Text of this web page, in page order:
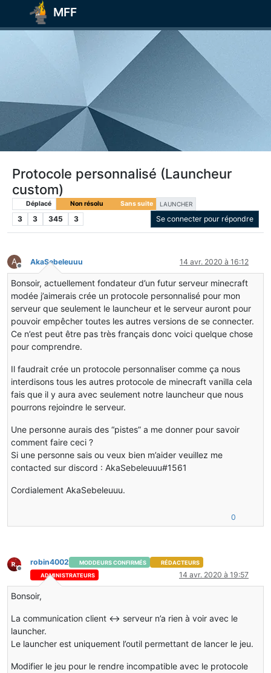
MFF
Protocole personnalisé (Launcheur
custom)
Déplacé Non résolu Sans suite LAUNCHER
3 3 345 3 Se connecter pour répondre
A
Hors-ligne
AkaSebeleuuu 14 avr. 2020 à 16:12
Bonsoir, actuellement fondateur d’un futur serveur minecraft
modée j’aimerais crée un protocole personnalisé pour mon
serveur que seulement le launcheur et le serveur auront pour
pouvoir empêcher toutes les autres versions de se connecter.
Ce n’est peut être pas très français donc voici quelque chose
pour comprendre.
Il faudrait crée un protocole personnaliser comme ça nous
interdisons tous les autres protocole de minecraft vanilla cela
fais que il y aura avec seulement notre launcheur que nous
pourrons rejoindre le serveur.
Une personne aurais des “pistes” a me donner pour savoir
comment faire ceci ?
Si une personne sais ou veux bien m’aider veuillez me
contacted sur discord : AkaSebeleuuu#1561
Cordialement AkaSebeleuuu.
0
Hors-ligne
robin4002 MODDEURS CONFIRMÉS
RÉDACTEURS
ADMINISTRATEURS
14 avr. 2020 à 19:57
Bonsoir,
La communication client <-> serveur n’a rien à voir avec le
launcher.
Le launcher est uniquement l’outil permettant de lancer le jeu.
Modifier le jeu pour le rendre incompatible avec le protocole